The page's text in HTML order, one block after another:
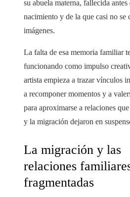
su abuela materna, fallecida antes
nacimiento y de la que casi no se
imágenes.
La falta de esa memoria familiar
funcionando como impulso
artista empieza a trazar vínculos
a recomponer momentos y a
para aproximarse a relaciones
y la migración dejaron en
La migración y las
relaciones
fragmentadas